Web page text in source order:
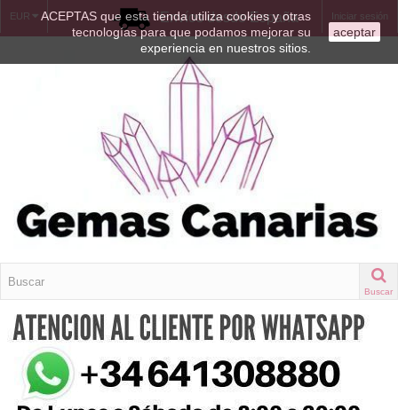
ACEPTAS que esta tienda utiliza cookies y otras
tecnologías para que podamos mejorar su
experiencia en nuestros sitios.
aceptar
EUR Iniciar sesión
Envíos desde España
Buscar